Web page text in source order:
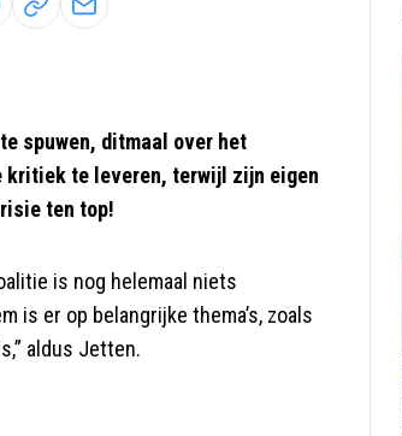
spuwen, ditmaal over het
kritiek te leveren, terwijl zijn eigen
ten top!
is nog helemaal niets
is er op belangrijke thema’s, zoals
aldus Jetten.